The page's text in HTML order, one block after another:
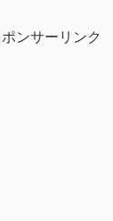
ポンサーリンク